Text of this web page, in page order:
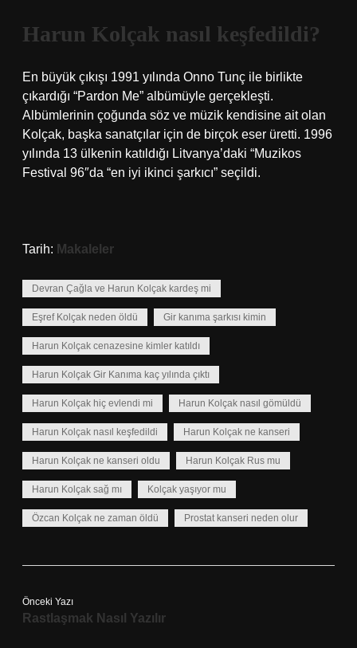
Harun Kolçak nasıl keşfedildi?
En büyük çıkışı 1991 yılında Onno Tunç ile birlikte
çıkardığı “Pardon Me” albümüyle gerçekleşti.
Albümlerinin çoğunda söz ve müzik kendisine ait olan
Kolçak, başka sanatçılar için de birçok eser üretti. 1996
yılında 13 ülkenin katıldığı Litvanya’daki “Muzikos
Festival 96″da “en iyi ikinci şarkıcı” seçildi.
Tarih: Makaleler
Devran Çağla ve Harun Kolçak kardeş mi
Eşref Kolçak neden öldü Gir kanıma şarkısı kimin
Harun Kolçak cenazesine kimler katıldı
Harun Kolçak Gir Kanıma kaç yılında çıktı
Harun Kolçak hiç evlendi mi Harun Kolçak nasıl gömüldü
Harun Kolçak nasıl keşfedildi Harun Kolçak ne kanseri
Harun Kolçak ne kanseri oldu Harun Kolçak Rus mu
Harun Kolçak sağ mı Kolçak yaşıyor mu
Özcan Kolçak ne zaman öldü Prostat kanseri neden olur
Önceki Yazı
Rastlaşmak Nasıl Yazılır